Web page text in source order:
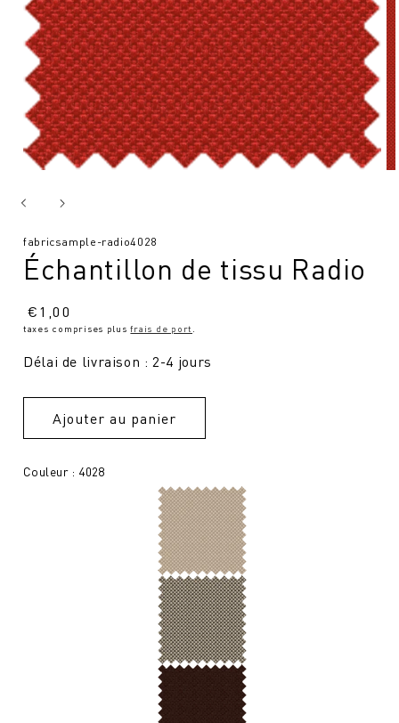
SKU
fabricsample-radio4028
Échantillon de tissu Radio
Prix
normal
€1,00
taxes comprises plusfrais de port
Délai de livraison : 2-4 jours
Ajouter au panier
Couleur : 4028